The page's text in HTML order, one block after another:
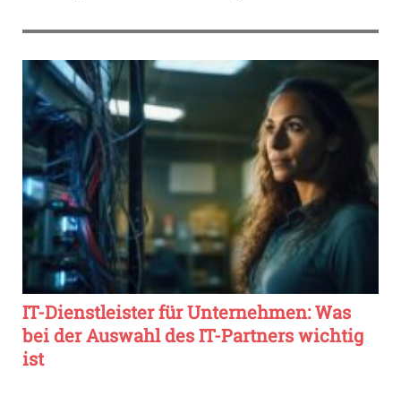
IT-Dienstleister für Unternehmen: Was
bei der Auswahl des IT-Partners wichtig
ist